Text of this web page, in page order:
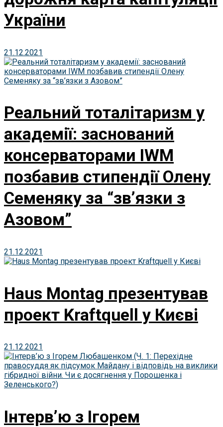
України
21.12.2021
Реальний тоталітаризм у
академії: заснований
консерваторами IWM
позбавив стипендії Олену
Семеняку за “зв’язки з
Азовом”
21.12.2021
Haus Montag презентував
проект Kraftquell у Києві
21.12.2021
Інтерв’ю з Ігорем